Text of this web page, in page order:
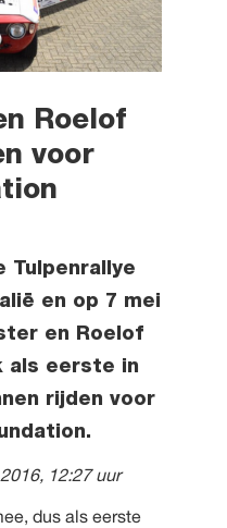
Roelof
voor
Tulpenrallye
en op 7 mei
en Roelof
als eerste in
rijden voor
12:27 uur
dus als eerste